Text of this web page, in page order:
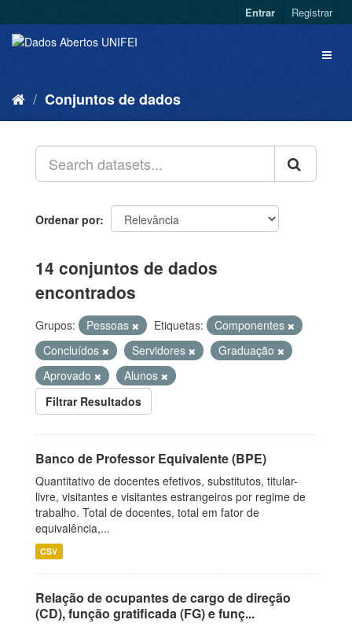
Entrar Registrar
Conjuntos de dados
Ordenar por
14 conjuntos de dados
encontrados
Grupos: Pessoas Etiquetas:
Componentes
Concluídos
Servidores
Graduação
Aprovado
Alunos
Filtrar Resultados
Banco de Professor Equivalente (BPE)
Quantitativo de docentes efetivos, substitutos, titular-
livre, visitantes e visitantes estrangeiros por regime de
trabalho. Total de docentes, total em fator de
equivalência,...
CSV
Relação de ocupantes de cargo de direção
(CD), função gratificada (FG) e funç...